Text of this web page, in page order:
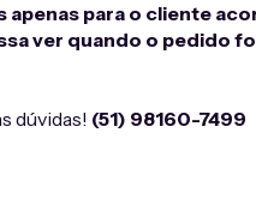
apenas para o cliente
ver quando o pedido
dúvidas! (51) 98160-7499